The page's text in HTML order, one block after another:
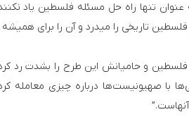
تنها راه حل مسئله فلسطین یاد
فلسطین تاریخی را می­درد و آن را برای
و حامیانش این طرح را بشدت رد کرده
با صهیونیست‌ها درباره چیزی معامله